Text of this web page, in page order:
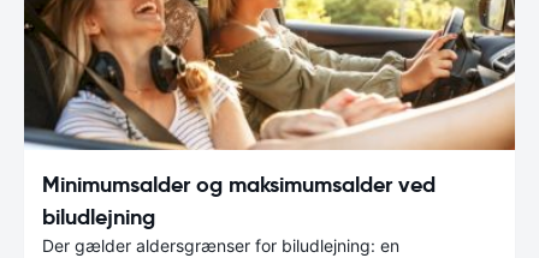
Minimumsalder og maksimumsalder ved
biludlejning
Der gælder aldersgrænser for biludlejning: en